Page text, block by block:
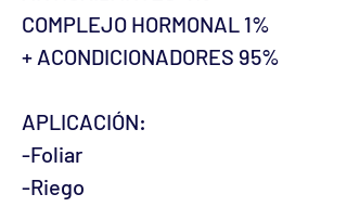
COMPLEJO HORMONAL 1%
+ ACONDICIONADORES 95%
APLICACIÓN:
-Foliar
-Riego